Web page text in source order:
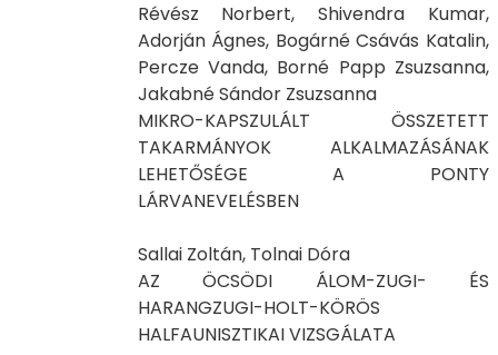
Révész Norbert, Shivendra Kumar,
Adorján Ágnes, Bogárné Csávás Katalin,
Percze Vanda, Borné Papp Zsuzsanna,
Jakabné Sándor Zsuzsanna
MIKRO-KAPSZULÁLT ÖSSZETETT
TAKARMÁNYOK ALKALMAZÁSÁNAK
LEHETŐSÉGE A PONTY
LÁRVANEVELÉSBEN
Sallai Zoltán, Tolnai Dóra
AZ ÖCSÖDI ÁLOM-ZUGI- ÉS
HARANGZUGI-HOLT-KÖRÖS
HALFAUNISZTIKAI VIZSGÁLATA